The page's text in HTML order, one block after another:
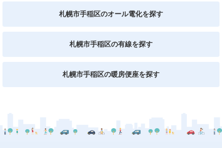
札幌市手稲区のオール電化を探す
札幌市手稲区の有線を探す
札幌市手稲区の暖房便座を探す